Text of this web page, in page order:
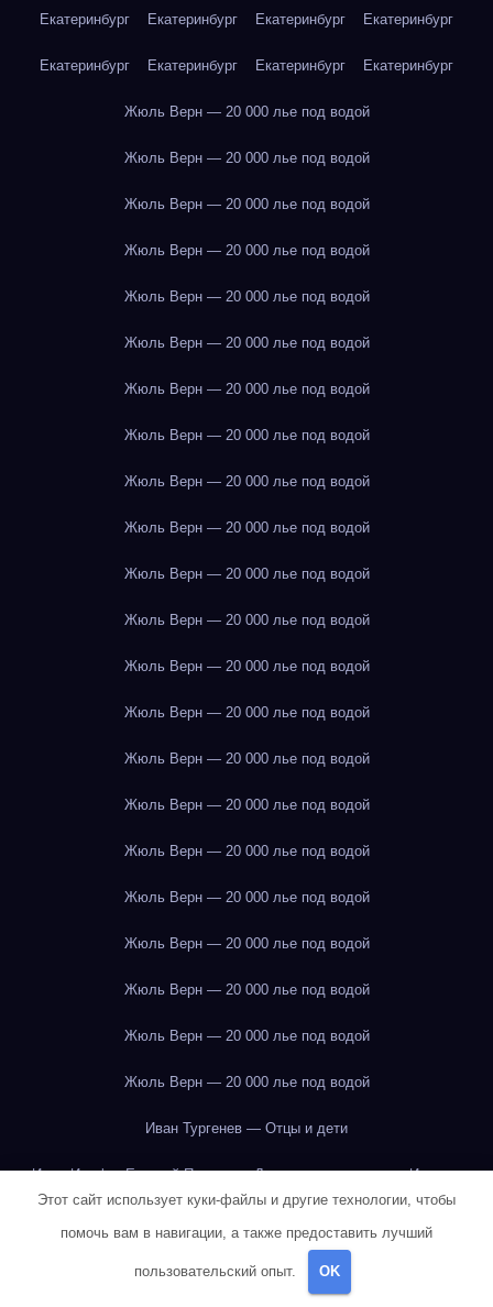
Екатеринбург Екатеринбург Екатеринбург Екатеринбург
Екатеринбург Екатеринбург Екатеринбург Екатеринбург
Жюль Верн — 20 000 лье под водой
Жюль Верн — 20 000 лье под водой
Жюль Верн — 20 000 лье под водой
Жюль Верн — 20 000 лье под водой
Жюль Верн — 20 000 лье под водой
Жюль Верн — 20 000 лье под водой
Жюль Верн — 20 000 лье под водой
Жюль Верн — 20 000 лье под водой
Жюль Верн — 20 000 лье под водой
Жюль Верн — 20 000 лье под водой
Жюль Верн — 20 000 лье под водой
Жюль Верн — 20 000 лье под водой
Жюль Верн — 20 000 лье под водой
Жюль Верн — 20 000 лье под водой
Жюль Верн — 20 000 лье под водой
Жюль Верн — 20 000 лье под водой
Жюль Верн — 20 000 лье под водой
Жюль Верн — 20 000 лье под водой
Жюль Верн — 20 000 лье под водой
Жюль Верн — 20 000 лье под водой
Жюль Верн — 20 000 лье под водой
Жюль Верн — 20 000 лье под водой
Иван Тургенев — Отцы и дети
Илья Ильф и Евгений Петров — Двенадцать стульев Иркутск
Иркутск Иркутск Йогурт Йогурт
Этот сайт использует куки-файлы и другие технологии, чтобы
помочь вам в навигации, а также предоставить лучший
пользовательский опыт. OK